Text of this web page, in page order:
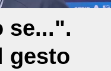
se...".
gesto